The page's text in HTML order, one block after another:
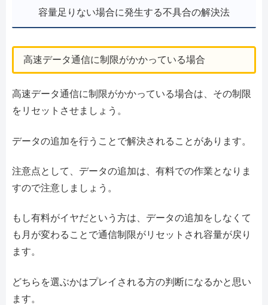
容量足りない場合に発生する不具合の解決法
高速データ通信に制限がかかっている場合
高速データ通信に制限がかかっている場合は、その制限
をリセットさせましょう。
データの追加を行うことで解決されることがあります。
注意点として、データの追加は、有料での作業となりま
すので注意しましょう。
もし有料がイヤだという方は、データの追加をしなくて
も月が変わることで通信制限がリセットされ容量が戻り
ます。
どちらを選ぶかはプレイされる方の判断になるかと思い
ます。